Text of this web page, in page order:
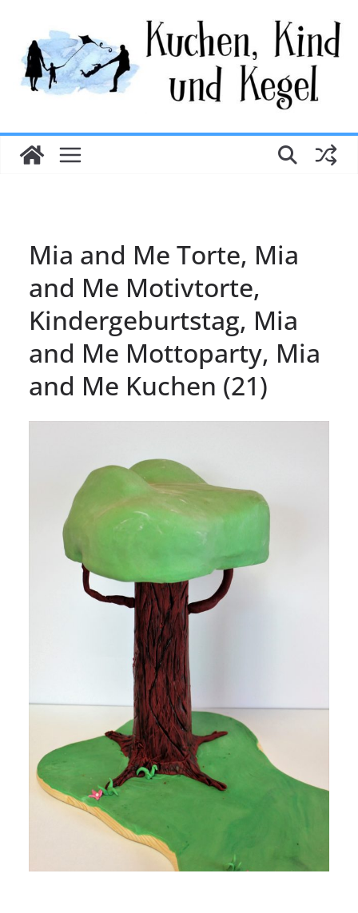
springen
Mia and Me Torte, Mia
and Me Motivtorte,
Kindergeburtstag, Mia
and Me Mottoparty, Mia
and Me Kuchen (21)